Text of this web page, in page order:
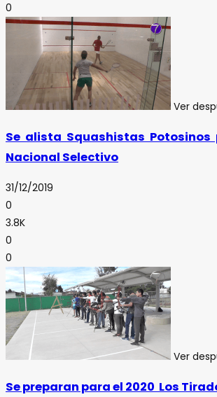
0
Ver
Se alista Squashistas Potosinos
Nacional Selectivo
31/12/2019
0
3.8K
0
0
Ver
Se preparan para el 2020 Los